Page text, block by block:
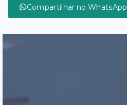
Compartilhar no WhatsApp